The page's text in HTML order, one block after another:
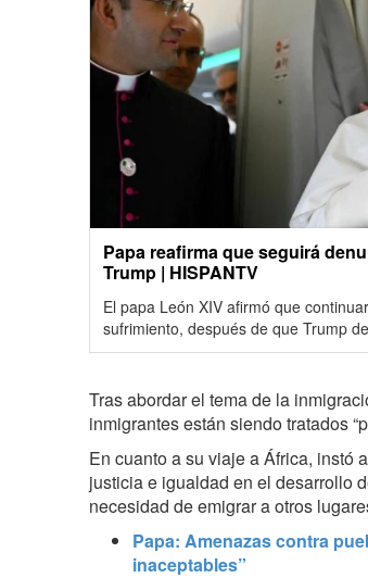
Papa reafirma que seguirá
Trump | HISPANTV
El papa León XIV afirmó que
sufrimiento, después de que Trump
Tras abordar el tema de la
inmigrantes están siendo tratados
En cuanto a su viaje a África, instó
justicia e igualdad en el desarrollo
necesidad de emigrar a otros
Papa: Amenazas contra
inaceptables”